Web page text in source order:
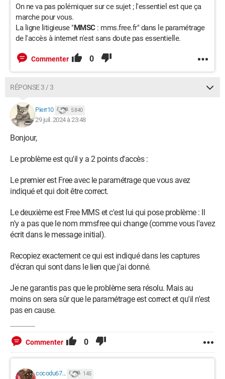
On ne va pas polémiquer sur ce sujet ; l'essentiel est que ça
marche pour vous.
La ligne litigieuse "MMSC : mms.free.fr" dans le paramétrage
de l'accès à internet n'est sans doute pas essentielle.
Commenter 0
RÉPONSE 3 / 3
Pierr10 5 840
29 juil. 2024 à 23:48
Bonjour,
Le problème est qu'il y a 2 points d'accès :
Le premier est Free avec le paramétrage que vous avez
indiqué et qui doit être correct.
Le deuxième est Free MMS et c'est lui qui pose problème : Il
n'y a pas que le nom mmsfree qui change (comme vous l'avez
écrit dans le message initial).
Recopiez exactement ce qui est indiqué dans les captures
d'écran qui sont dans le lien que j'ai donné.
Je ne garantis pas que le problème sera résolu. Mais au
moins on sera sûr que le paramétrage est correct et qu'il n'est
pas en cause.
Commenter 0
cocodu67... 145